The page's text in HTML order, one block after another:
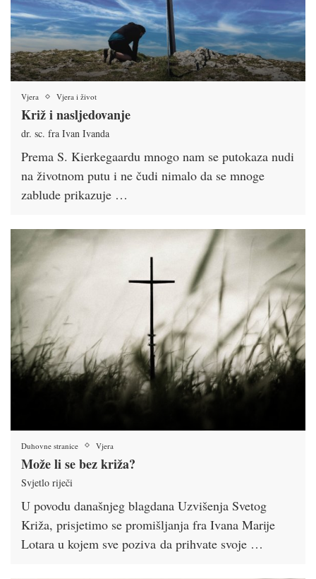
Vjera Vjera i život
Križ i nasljedovanje
dr. sc. fra Ivan Ivanda
Prema S. Kierkegaardu mnogo nam se putokaza nudi
na životnom putu i ne čudi nimalo da se mnoge
zablude prikazuje …
Duhovne stranice Vjera
Može li se bez križa?
Svjetlo riječi
U povodu današnjeg blagdana Uzvišenja Svetog
Križa, prisjetimo se promišljanja fra Ivana Marije
Lotara u kojem sve poziva da prihvate svoje …